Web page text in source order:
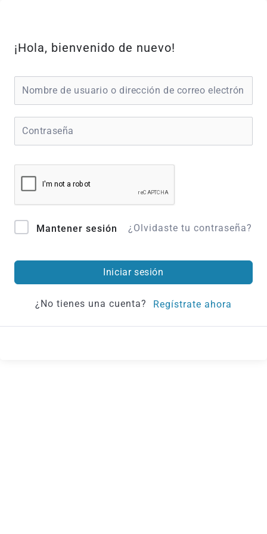
contenido
¡Hola, bienvenido de nuevo!
Mantener sesión ¿Olvidaste tu contraseña?
Iniciar sesión
¿No tienes una cuenta? Regístrate ahora